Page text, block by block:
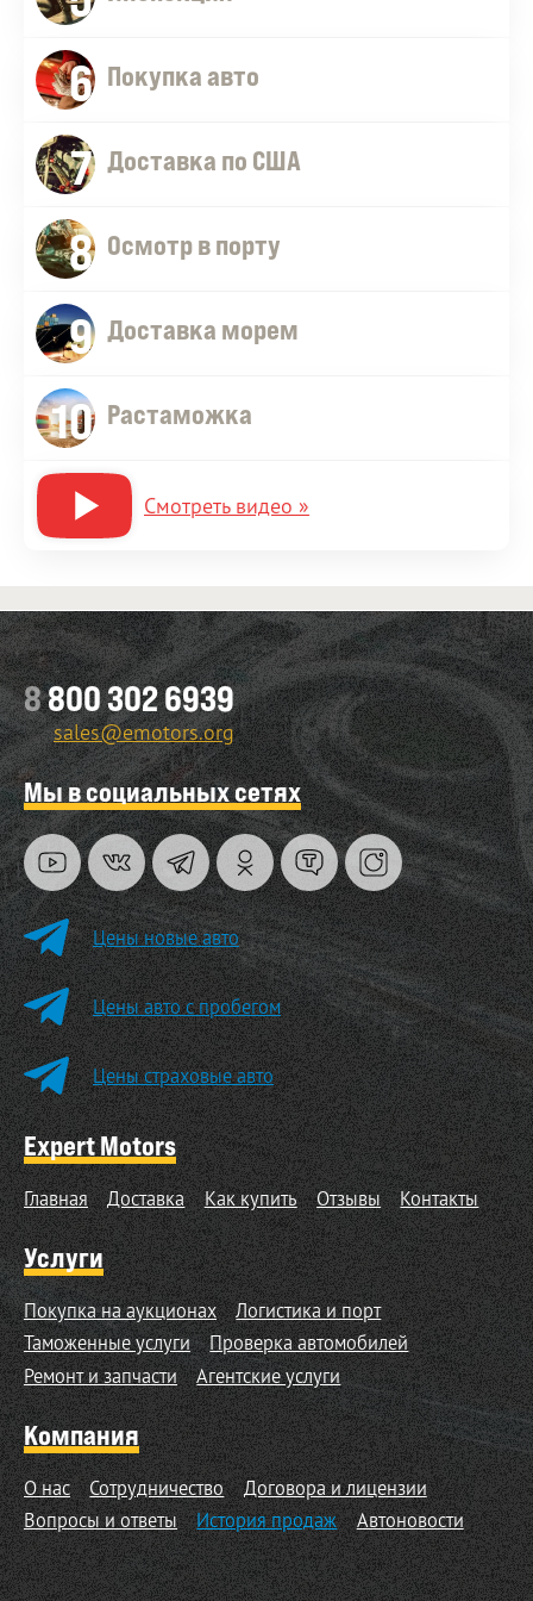
6 Покупка авто
7 Доставка по США
8 Осмотр в порту
9 Доставка морем
10 Растаможка
Смотреть видео »
8800 302 6939
sales@emotors.org
Мы в социальных сетях
Цены новые авто
Цены авто с пробегом
Цены страховые авто
Expert Motors
Главная Доставка Как купить Отзывы Контакты
Услуги
Покупка на аукционах
Логистика и порт
Таможенные услуги
Проверка автомобилей
Ремонт и запчасти
Агентские услуги
Компания
О нас Сотрудничество
Договора и лицензии
Вопросы и ответы
История продаж Автоновости